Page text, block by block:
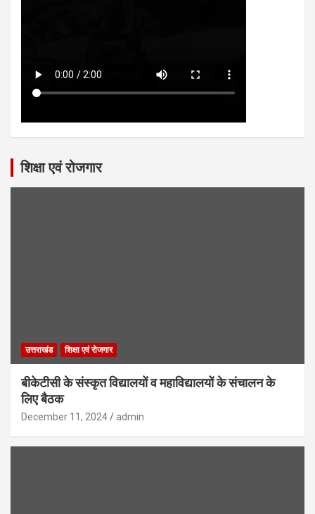
शिक्षा एवं रोजगार
उत्तराखंड शिक्षा एवं रोजगार
बीकेटीसी के संस्कृत विद्यालयों व महाविद्यालयों के संचालन के
लिए बैठक
December 11, 2024 admin